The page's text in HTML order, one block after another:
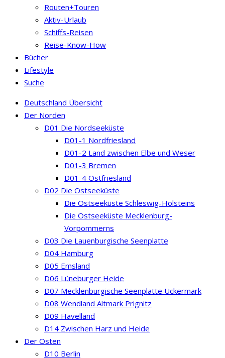
Routen+Touren
Aktiv-Urlaub
Schiffs-Reisen
Reise-Know-How
Bücher
Lifestyle
Suche
Deutschland Übersicht
Der Norden
D01 Die Nordseeküste
D01-1 Nordfriesland
D01-2 Land zwischen Elbe und Weser
D01-3 Bremen
D01-4 Ostfriesland
D02 Die Ostseeküste
Die Ostseeküste Schleswig-Holsteins
Die Ostseeküste Mecklenburg-
Vorpommerns
D03 Die Lauenburgische Seenplatte
D04 Hamburg
D05 Emsland
D06 Lüneburger Heide
D07 Mecklenburgische Seenplatte Uckermark
D08 Wendland Altmark Prignitz
D09 Havelland
D14 Zwischen Harz und Heide
Der Osten
D10 Berlin